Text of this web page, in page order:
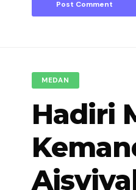
MEDAN
Hadiri